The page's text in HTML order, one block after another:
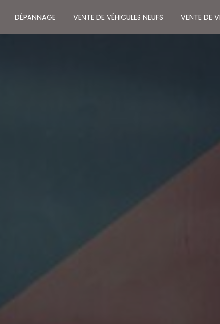
DÉPANNAGE VENTE DE VÉHICULES NEUFS VENTE DE